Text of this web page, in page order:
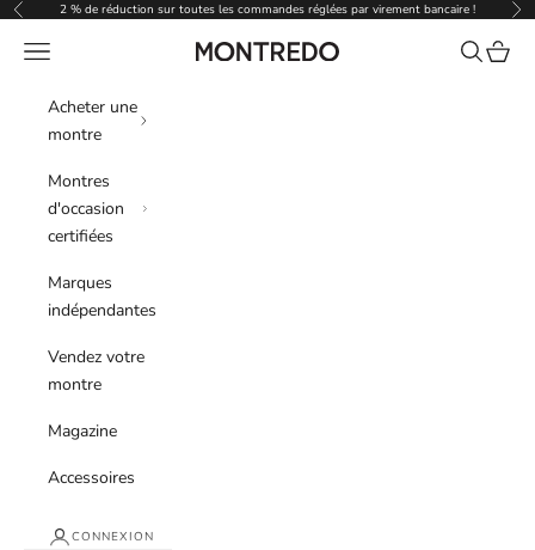
Passer au contenu
Précédent2 % de réduction sur toutes les commandes réglées par virement bancaire !
Montredo
Menu Recherche
Panier
Acheter une
montre
Montres
d'occasion
certifiées
Marques
indépendantes
Vendez votre
montre
Magazine
Accessoires
CONNEXION